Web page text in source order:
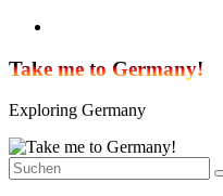
Zum
springen
Take me to Germany!
Exploring Germany